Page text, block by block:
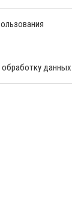
обработку данных